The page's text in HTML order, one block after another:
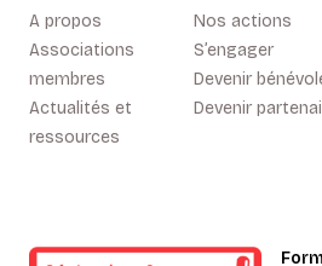
A propos
Associations
membres
Actualités et
ressources
Nos actions
S’engager
Devenir
Devenir